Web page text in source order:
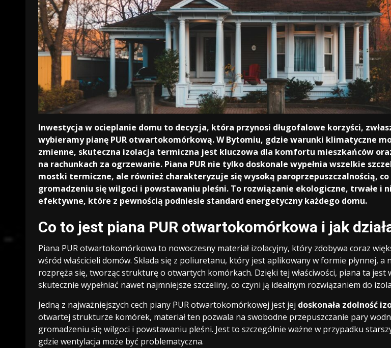
Inwestycja w ocieplanie domu to decyzja, która przynosi długofalowe korzyści,
wybieramy pianę PUR otwartokomórkową. W Bytomiu, gdzie warunki klimatyczne
zmienne, skuteczna izolacja termiczna jest kluczowa dla komfortu mieszkańców
na rachunkach za ogrzewanie. Piana PUR nie tylko doskonale wypełnia wszelkie
mostki termiczne, ale również charakteryzuje się wysoką paroprzepuszczalnością,
gromadzeniu się wilgoci i powstawaniu pleśni. To rozwiązanie ekologiczne, trwałe i
efektywne, które z pewnością podniesie standard energetyczny każdego domu.
Co to jest piana PUR otwartokomórkowa i jak
Piana PUR otwartokomórkowa to nowoczesny materiał izolacyjny, który zdobywa coraz
wśród właścicieli domów. Składa się z poliuretanu, który jest aplikowany w formie płynnej, a
rozpręża się, tworząc strukturę o otwartych komórkach. Dzięki tej właściwości, piana ta jest
skutecznie wypełniać nawet najmniejsze szczeliny, co czyni ją idealnym rozwiązaniem do
Jedną z najważniejszych cech piany PUR otwartokomórkowej jest jej doskonała zdolność
otwartej strukturze komórek, materiał ten pozwala na swobodne przepuszczanie pary
gromadzeniu się wilgoci i powstawaniu pleśni. Jest to szczególnie ważne w przypadku
gdzie wentylacja może być problematyczna.